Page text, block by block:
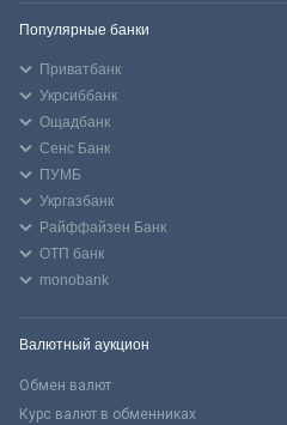
Популярные банки
Приватбанк
Укрсиббанк
Ощадбанк
Сенс Банк
ПУМБ
Укргазбанк
Райффайзен Банк
ОТП банк
monobank
Валютный аукцион
Обмен валют
Курс валют в обменниках